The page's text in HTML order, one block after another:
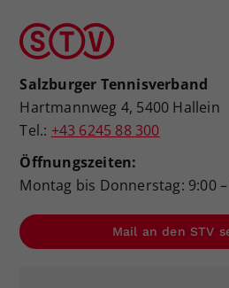
Salzburger Tennisverband
Hartmannweg 4, 5400 Hallein
Tel.: +43 6245 88 300
Öffnungszeiten:
Montag bis Donnerstag: 9:00
Mail an den STV